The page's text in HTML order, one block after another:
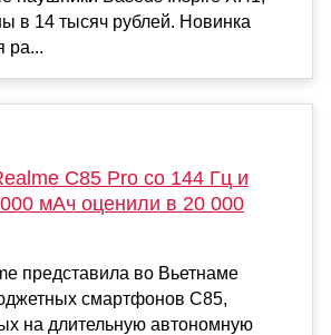
в 14 тысяч рублей. Новинка
ра...
C85 Pro со 144 Гц и
мАч оценили в 20 000
представила во Вьетнаме
смартфонов C85,
на длительную автономную